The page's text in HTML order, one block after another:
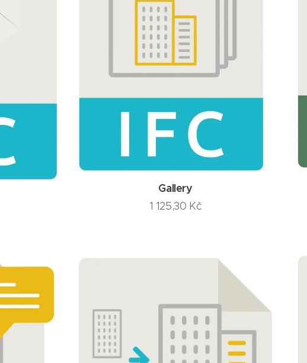
Gallery
1 125,30 Kč